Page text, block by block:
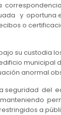
y oportuna
o
su custodia
municipal
anormal
seguridad del
a